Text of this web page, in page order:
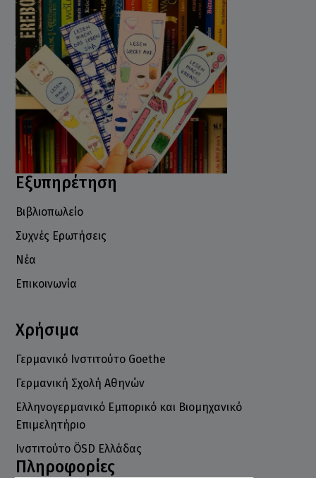
Εξυπηρέτηση
Βιβλιοπωλείο
Συχνές Ερωτήσεις
Νέα
Επικοινωνία
Χρήσιμα
Γερμανικό Ινστιτούτο Goethe
Γερμανική Σχολή Αθηνών
Ελληνογερμανικό Εμπορικό και Βιομηχανικό
Επιμελητήριο
Ινστιτούτο ÖSD Ελλάδας
Πληροφορίες